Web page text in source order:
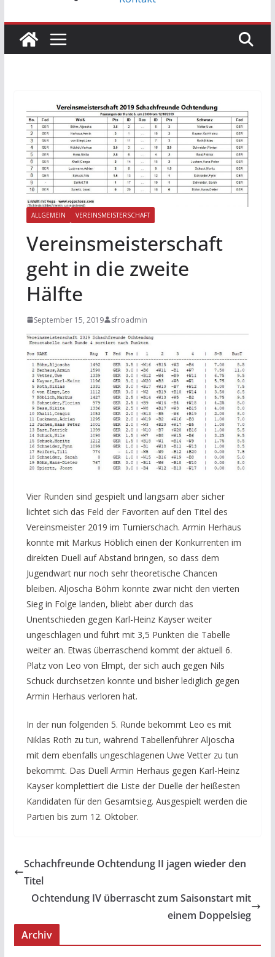
ALLGEMEIN VEREINSMEISTERSCHAFT
Vereinsmeisterschaft
geht in die zweite
Hälfte
September 15, 2019 sfroadmin
Vier Runden sind gespielt und langsam aber sicher
lichtet sich das Feld der Favoriten auf den Titel des
Vereinsmeister 2019 im Turnierschach. Armin Herhaus
konnte mit Markus Höblich einen der Konkurrenten im
direkten Duell auf Abstand bringen, so dass dem
Jugendwart nur noch sehr theoretische Chancen
bleiben. Aljoscha Böhm konnte zwar nicht den vierten
Sieg in Folge landen, bliebt aber durch das
Unentschieden gegen Karl-Heinz Kayser weiter
ungeschlagen und führt mit 3,5 Punkten die Tabelle
weiter an. Etwas überraschend kommt der aktuell 6.
Platz von Leo von Elmpt, der sich auch gegen Nils
Schuck durchsetzen konnte und bisher lediglich gegen
Armin Herhaus verloren hat.
In der nun folgenden 5. Runde bekommt Leo es mit
Niklas Roth zu tun, während Tabellenführer Aljoscha
mit dem ebenfalls ungeschlagenen Uwe Vetter zu tun
bekommt. Das Duell Armin Herhaus gegen Karl-Heinz
Kayser komplettiert die Liste der Duelle der heißesten
Kandidaten für den Gesamtsieg. Ausgespielt werden die
Partien bis zum 12. Oktober.
Schachfreunde Ochtendung II jagen wieder den
Titel
Ochtendung IV überrascht zum Saisonstart mit
einem Doppelsieg
Archiv